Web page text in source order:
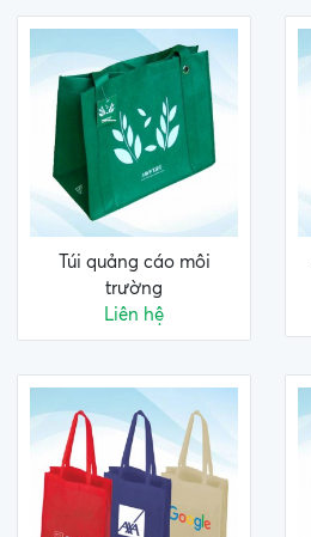
Túi quảng cáo môi
trường
Liên hệ